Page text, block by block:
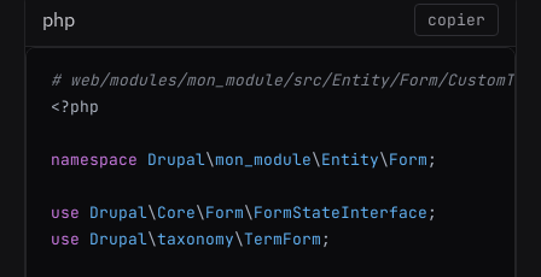
php copier
# web/modules/mon_module/src/Entity/Form/
<?php
namespace Drupal\mon_module\Entity\Form;
use Drupal\Core\Form\FormStateInterface
use Drupal\taxonomy\TermForm;